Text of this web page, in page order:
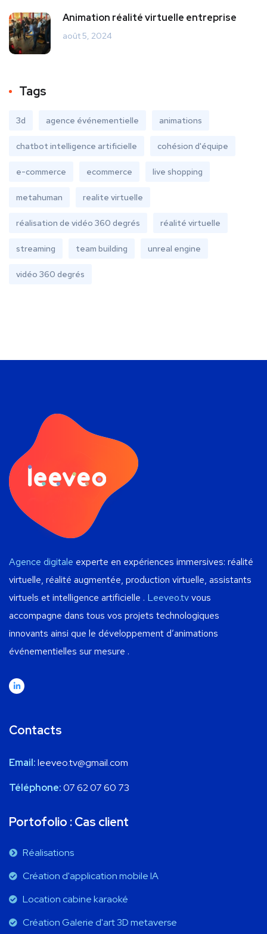
Animation réalité virtuelle entreprise
août 5, 2024
Tags
3d agence événementielle animations
chatbot intelligence artificielle cohésion d'équipe
e-commerce ecommerce live shopping
metahuman realite virtuelle
réalisation de vidéo 360 degrés réalité virtuelle
streaming team building unreal engine
vidéo 360 degrés
Agence digitale experte en expériences immersives: réalité
virtuelle, réalité augmentée, production virtuelle, assistants
virtuels et intelligence artificielle . Leeveo.tvvous
accompagne dans tous vos projets technologiques
innovants ainsi que le développement d’animations
événementielles sur mesure .
Contacts
Email:leeveo.tv@gmail.com
Téléphone:07 62 07 60 73
Portofolio : Cas client
Réalisations
Création d'application mobile IA
Location cabine karaoké
Création Galerie d'art 3D metaverse